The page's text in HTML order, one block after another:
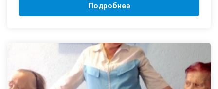
Подробнее